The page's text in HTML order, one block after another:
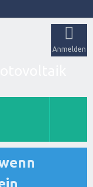
Anmelden